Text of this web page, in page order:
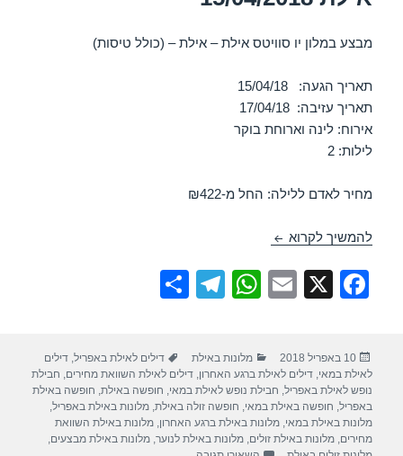
מבצע במלון יו סוויטס אילת – אילת – (כולל טיסות)
תאריך הגעה: 15/04/18
תאריך עזיבה: 17/04/18
אירוח: לינה וארוחת בוקר
לילות: 2
מחיר לאדם ללילה: החל מ-₪422
להמשיך לקרוא חופשה במלון יו סוויטס אילת – אילת 15/04/2018
F
e
b
o
X
E
W
s
A
p
T
gr
a
m
e
פורסם
בתאריך
10 באפריל 2018 קטגוריות
מלונות באילת תגיות
דילים לאילת באפריל ,דילים
לאילת במאי ,דילים לאילת ברגע האחרון ,דילים לאילת השוואת מחירים חבילת
נופש לאילת באפריל חבילת נופש לאילת במאי חופשה באילת חופשה באילת
באפריל חופשה באילת במאי חופשה זולה באילת ,מלונות באילת באפריל
מלונות באילת במאי ,מלונות באילת ברגע האחרון ,מלונות באילת השוואת
מחירים ,מלונות באילת זולים ,מלונות באילת לנוער ,מלונות באילת מבצעים